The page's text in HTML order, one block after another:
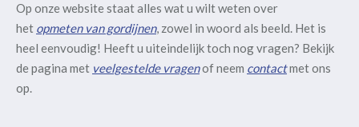
Op onze website staat alles wat u wilt weten over
het opmeten van gordijnen, zowel in woord als beeld. Het is
heel eenvoudig! Heeft u uiteindelijk toch nog vragen? Bekijk
de pagina met veelgestelde vragenof neem contactmet ons
op.